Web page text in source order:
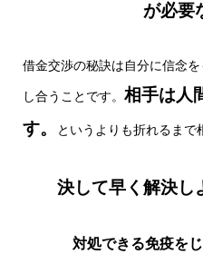
が必要
借金交渉の秘訣は自分に信念
し合うことです。 相手は人
す。
というよりも折れるまで
決して早く解決し
対処できる免疫を